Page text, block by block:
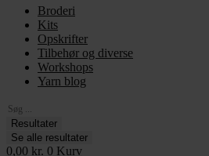
Broderi
Kits
Opskrifter
Tilbehør og diverse
Workshops
Yarn blog
Search
...Resultater
Se alle resultater
0,00 kr. 0 Kurv